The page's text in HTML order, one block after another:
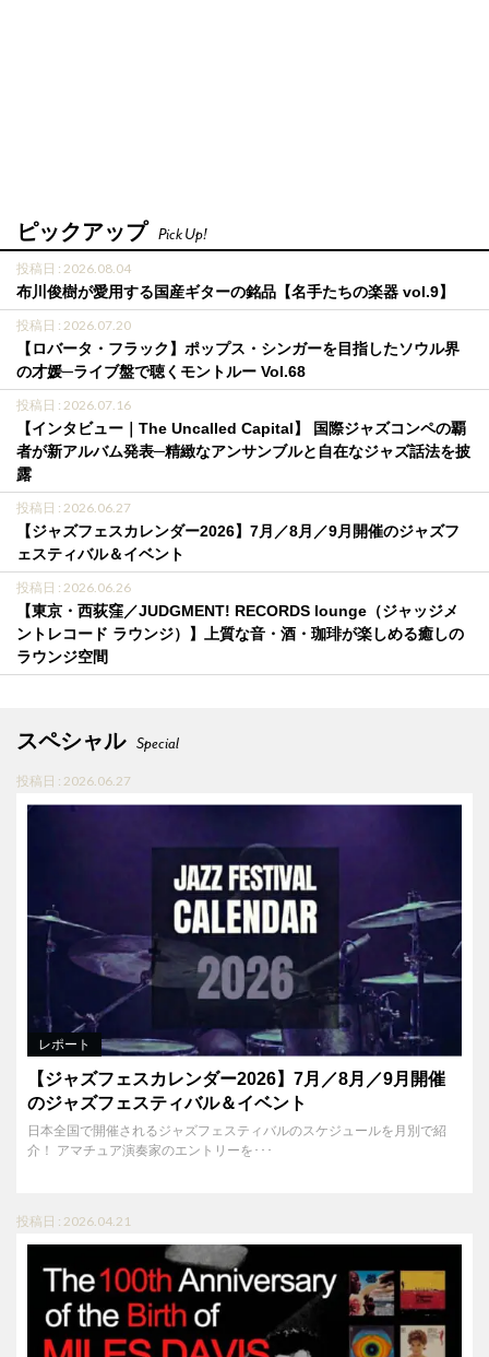
ピックアップ Pick Up!
投稿日 : 2026.08.04
布川俊樹が愛用する国産ギターの銘品【名手たちの楽器 vol.9】
投稿日 : 2026.07.20
【ロバータ・フラック】ポップス・シンガーを目指したソウル界
の才媛─ライブ盤で聴くモントルー Vol.68
投稿日 : 2026.07.16
【インタビュー｜The Uncalled Capital】 国際ジャズコンペの覇
者が新アルバム発表─精緻なアンサンブルと自在なジャズ話法を披
露
投稿日 : 2026.06.27
【ジャズフェスカレンダー2026】7月／8月／9月開催のジャズフ
ェスティバル＆イベント
投稿日 : 2026.06.26
【東京・西荻窪／JUDGMENT! RECORDS lounge（ジャッジメ
ントレコード ラウンジ）】上質な音・酒・珈琲が楽しめる癒しの
ラウンジ空間
スペシャル Special
投稿日 : 2026.06.27
レポート
【ジャズフェスカレンダー2026】7月／8月／9月開催
のジャズフェスティバル＆イベント
日本全国で開催されるジャズフェスティバルのスケジュールを月別で紹
介！ アマチュア演奏家のエントリーを･･･
投稿日 : 2026.04.21